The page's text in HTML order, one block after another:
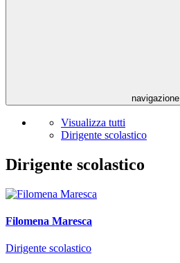
navigazione
Visualizza tutti
Dirigente scolastico
Dirigente scolastico
Filomena Maresca
Dirigente scolastico